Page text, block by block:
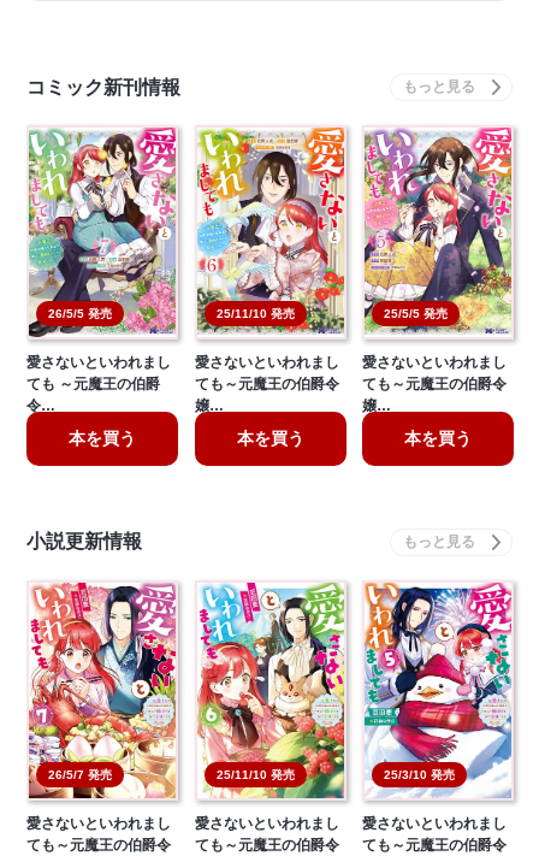
コミック新刊情報
26/5/5 発売
愛さないといわれまし
ても ～元魔王の伯爵
令…
本を買う
25/11/10 発売
愛さないといわれまし
ても～元魔王の伯爵令
嬢…
本を買う
25/5/5 発売
愛さないといわれまし
ても～元魔王の伯爵令
嬢…
本を買う
小説更新情報
26/5/7 発売
愛さないといわれまし
ても～元魔王の伯爵令
25/11/10 発売
愛さないといわれまし
ても～元魔王の伯爵令
25/3/10 発売
愛さないといわれまし
ても～元魔王の伯爵令